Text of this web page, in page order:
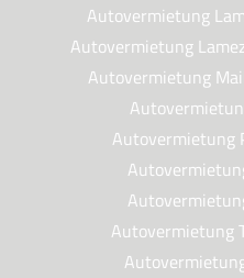
Autovermietung
Autovermietung
Autovermietung
Autovermietung
Autovermietung